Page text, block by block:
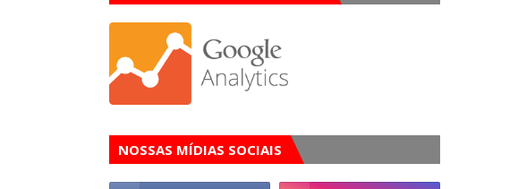
NOSSAS MÍDIAS SOCIAIS